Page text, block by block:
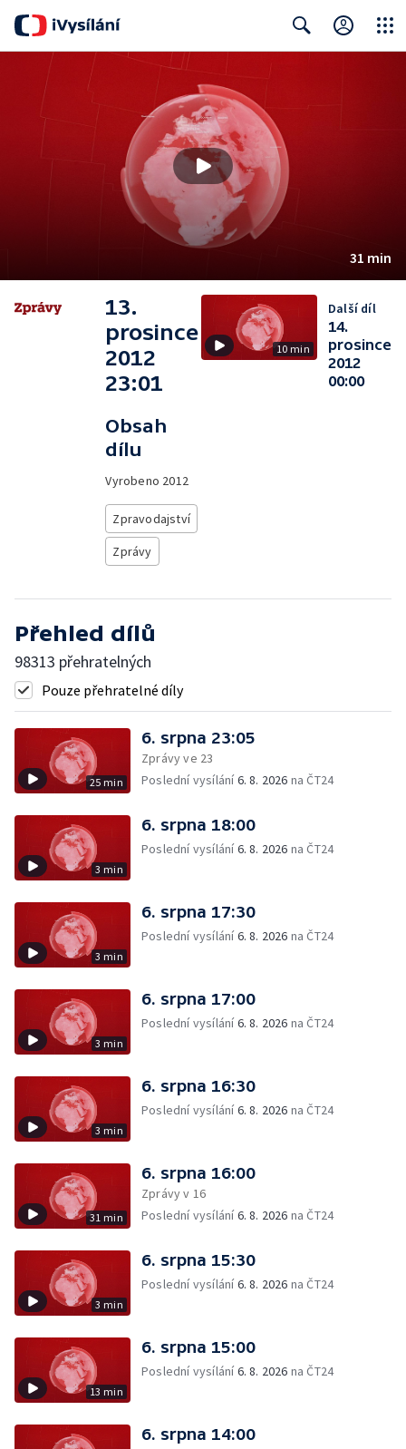
31 min
13.
prosince
2012
23:01
Obsah
dílu
Vyrobeno 2012
Zpravodajství
Zprávy
10 min
Další díl
14.
prosince
2012
00:00
Přehled dílů
98313 přehratelných
Pouze přehratelné díly
25 min
6. srpna 23:05
Zprávy ve 23
Poslední vysílání6. 8. 2026 na ČT24
3 min
6. srpna 18:00
Poslední vysílání6. 8. 2026 na ČT24
3 min
6. srpna 17:30
Poslední vysílání6. 8. 2026 na ČT24
3 min
6. srpna 17:00
Poslední vysílání6. 8. 2026 na ČT24
3 min
6. srpna 16:30
Poslední vysílání6. 8. 2026 na ČT24
31 min
6. srpna 16:00
Zprávy v 16
Poslední vysílání6. 8. 2026 na ČT24
3 min
6. srpna 15:30
Poslední vysílání6. 8. 2026 na ČT24
13 min
6. srpna 15:00
Poslední vysílání6. 8. 2026 na ČT24
6. srpna 14:00